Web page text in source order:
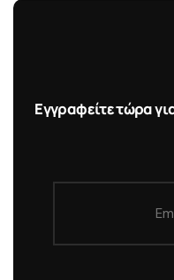
Εγγραφείτε τώρα